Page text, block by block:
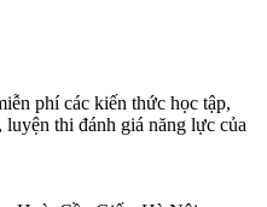
phí các kiến thức học tập,
thi đánh giá năng lực của